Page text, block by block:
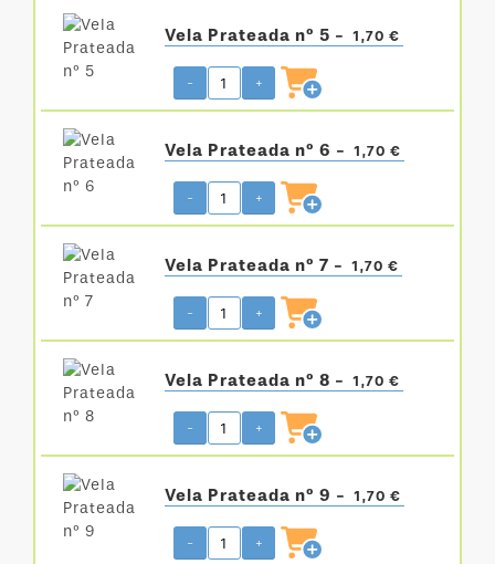
Vela Prateada nº 5 - 1,70 €
- +
Vela Prateada nº 6 - 1,70 €
- +
Vela Prateada nº 7 - 1,70 €
- +
Vela Prateada nº 8 - 1,70 €
- +
Vela Prateada nº 9 - 1,70 €
- +